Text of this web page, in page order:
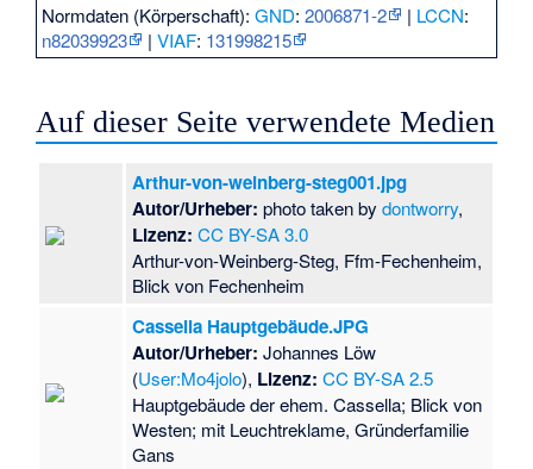
Normdaten (Körperschaft):GND:2006871-2 | LCCN:
n82039923
|VIAF: 131998215
Auf dieser Seite verwendete Medien
Arthur-von-weinberg-steg001.jpg
Autor/Urheber: photo taken bydontworry,
Lizenz: CC BY-SA 3.0
Arthur-von-Weinberg-Steg, Ffm-Fechenheim,
Blick von Fechenheim
Cassella Hauptgebäude.JPG
Autor/Urheber: Johannes Löw
(User:Mo4jolo), Lizenz: CC BY-SA 2.5
Hauptgebäude der ehem. Cassella; Blick von
Westen; mit Leuchtreklame, Gründerfamilie
Gans